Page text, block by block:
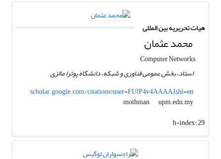
هیات تحریریه بین المللی
محمد عثمان
Computer Networks
استاد، بخش عمومی فناوری و شبکه، دانشگاه پوترا مالزی
scholar.google.com/citations?user=FUlP4v4AAAAJ&hl=en
mothman
upm.edu.my
h-index:29